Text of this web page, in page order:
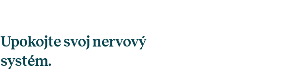
Upokojte svoj nervový
systém.